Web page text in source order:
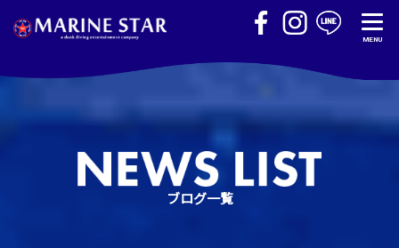
MENU
ブログ一覧